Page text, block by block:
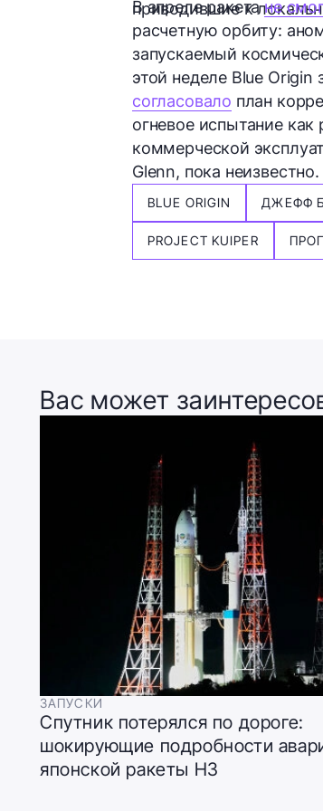
приводившие к
В апреле ракетане
расчетную орбиту:
запускаемый
этой неделе Blue Origin
согласовало план
огневое испытание
коммерческой
Glenn, пока неизвестно.
BLUE ORIGIN ДЖЕФФ
PROJECT KUIPER
Вас может
ЗАПУСКИ
Спутник потерялся по дороге:
шокирующие подробности
японской ракеты H3